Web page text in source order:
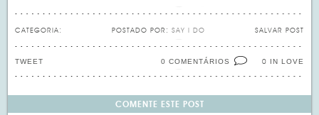
CATEGORIA: SALVAR POST
POSTADO POR: SAY I DO
0 IN LOVE
0 COMENTÁRIOS
TWEET
COMENTE ESTE POST